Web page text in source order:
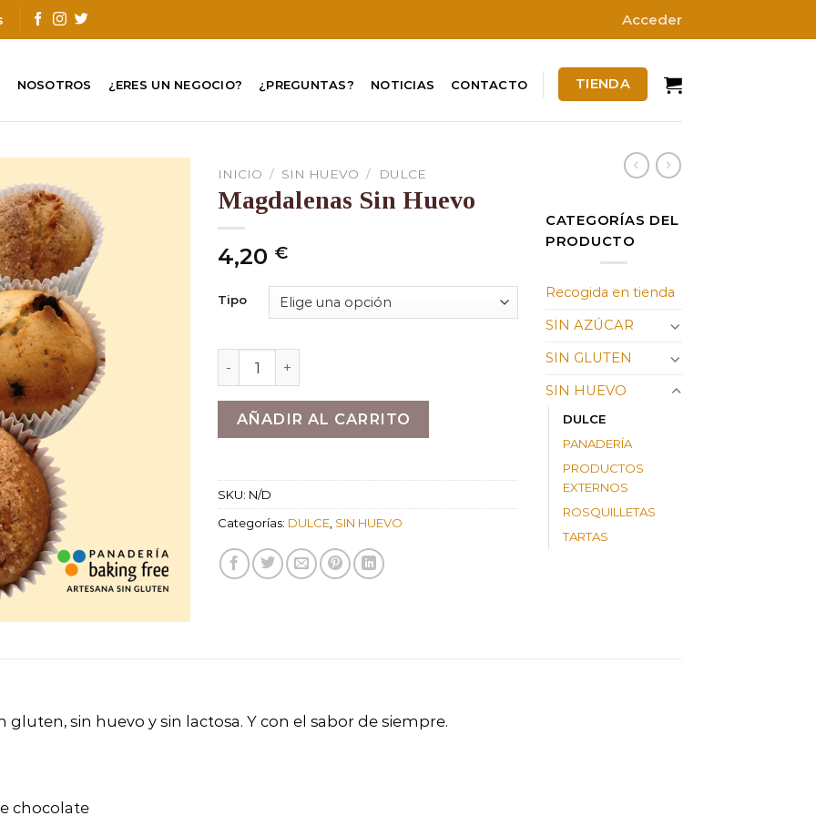
Acceder
NOSOTROS ¿ERES UN NEGOCIO? ¿PREGUNTAS? NOTICIAS CONTACTO TIENDA
INICIO / SIN HUEVO / DULCE
Magdalenas Sin Huevo
4,20 €
Tipo
AÑADIR AL CARRITO
SKU: N/D
Categorías: DULCE SIN HUEVO
CATEGORÍAS DEL
PRODUCTO
Recogida en tienda
SIN AZÚCAR
SIN GLUTEN
SIN HUEVO
DULCE
PANADERÍA
PRODUCTOS
EXTERNOS
ROSQUILLETAS
TARTAS
gluten, sin huevo y sin lactosa. Y con el sabor de siempre.
chocolate